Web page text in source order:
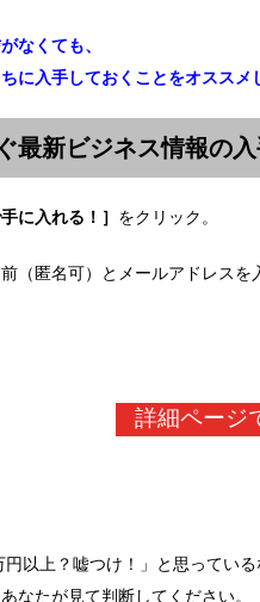
なくても、
に入手しておくことをオススメ
最新ビジネス情報の
に入れる！］ をクリック。
（匿名可）とメールアドレスを
詳細ページ
円以上？嘘つけ！」と思っている
なたが見て判断してください。